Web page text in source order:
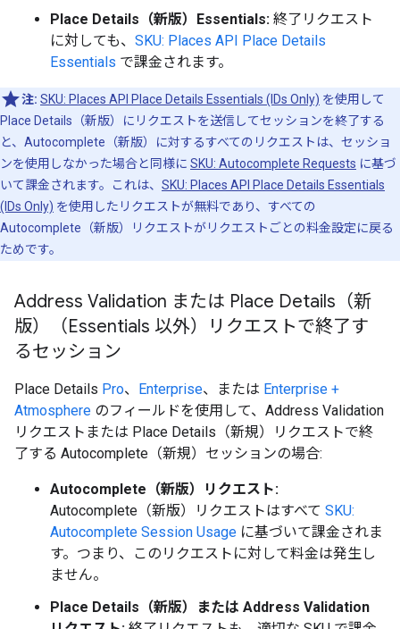
Place Details（新版）Essentials: 終了リクエスト
に対しても、 SKU: Places API Place Details
Essentials で課金されます。
注: SKU: Places API Place Details Essentials (IDs Only) を使用して
Place Details（新版）にリクエストを送信してセッションを終了する
と、Autocomplete（新版）に対するすべてのリクエストは、セッショ
ンを使用しなかった場合と同様に SKU: Autocomplete Requests に基づ
いて課金されます。これは、 SKU: Places API Place Details Essentials
(IDs Only) を使用したリクエストが無料であり、すべての
Autocomplete（新版）リクエストがリクエストごとの料金設定に戻る
ためです。
Address Validation または Place Details（新
版）（Essentials 以外）リクエストで終了す
るセッション
Place Details Pro、 Enterprise、または Enterprise +
Atmosphere のフィールドを使用して、Address Validation
リクエストまたは Place Details（新規）リクエストで終
了する Autocomplete（新規）セッションの場合:
Autocomplete（新版）リクエスト:
Autocomplete（新版）リクエストはすべて SKU:
Autocomplete Session Usage に基づいて課金されま
す。つまり、このリクエストに対して料金は発生し
ません。
Place Details（新版）または Address Validation